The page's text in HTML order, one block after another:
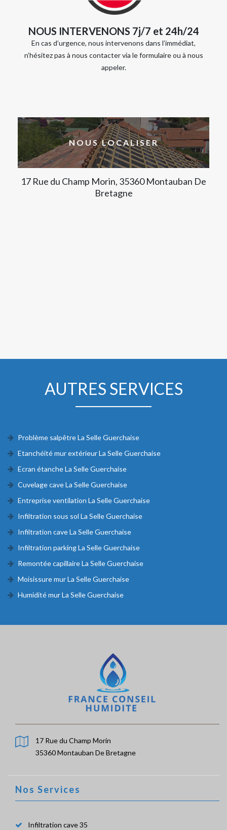
NOUS INTERVENONS 7j/7 et 24h/24
En cas d’urgence, nous intervenons dans l’immédiat,
n’hésitez pas à nous contacter via le formulaire ou à nous
appeler.
NOUS LOCALISER
17 Rue du Champ Morin, 35360 Montauban De
Bretagne
AUTRES SERVICES
Problème salpêtre La Selle Guerchaise
Etanchéité mur extérieur La Selle Guerchaise
Ecran étanche La Selle Guerchaise
Cuvelage cave La Selle Guerchaise
Entreprise ventilation La Selle Guerchaise
Infiltration sous sol La Selle Guerchaise
Infiltration cave La Selle Guerchaise
Infiltration parking La Selle Guerchaise
Remontée capillaire La Selle Guerchaise
Moisissure mur La Selle Guerchaise
Humidité mur La Selle Guerchaise
17 Rue du Champ Morin
35360 Montauban De Bretagne
Nos Services
Infiltration cave 35